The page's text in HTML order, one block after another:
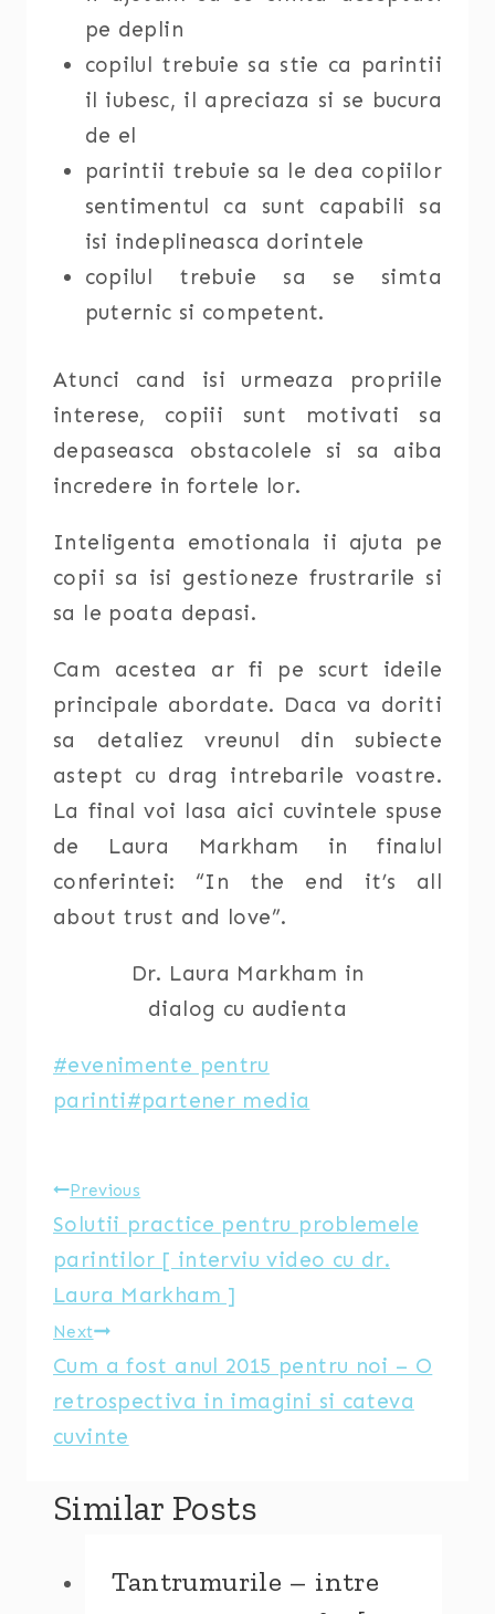
pe deplin
copilul trebuie sa stie ca parintii
il iubesc, il apreciaza si se bucura
de el
parintii trebuie sa le dea copiilor
sentimentul ca sunt capabili sa
isi indeplineasca dorintele
copilul trebuie sa se simta
puternic si competent.
Atunci cand isi urmeaza propriile
interese, copiii sunt motivati sa
depaseasca obstacolele si sa aiba
incredere in fortele lor.
Inteligenta emotionala ii ajuta pe
copii sa isi gestioneze frustrarile si
sa le poata depasi.
Cam acestea ar fi pe scurt ideile
principale abordate. Daca va doriti
sa detaliez vreunul din subiecte
astept cu drag intrebarile voastre.
La final voi lasa aici cuvintele spuse
de Laura Markham in finalul
conferintei: “In the end it’s all
about trust and love”.
Dr. Laura Markham in
dialog cu audienta
Post
Tags:
#evenimente pentru
parinti#partener media
Post
navigation
Previous
Solutii practice pentru problemele
parintilor [ interviu video cu dr.
Laura Markham ]
Next
Cum a fost anul 2015 pentru noi – O
retrospectiva in imagini si cateva
cuvinte
Similar Posts
Tantrumurile – intre